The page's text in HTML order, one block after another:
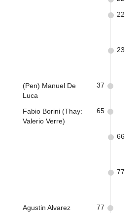
22
23
(Pen) Manuel De
Luca
37
Fabio Borini (Thay:
Valerio Verre)
65
66
77
Agustin Alvarez
77